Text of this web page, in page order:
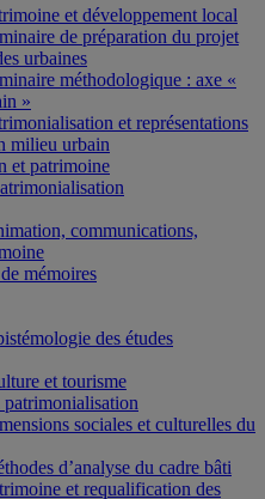
et développement local
de préparation du projet
urbaines
méthodologique : axe «
»
et représentations
milieu urbain
et patrimoine
communications,
mémoires
des études
et tourisme
sociales et culturelles du
d’analyse du cadre bâti
et requalification des